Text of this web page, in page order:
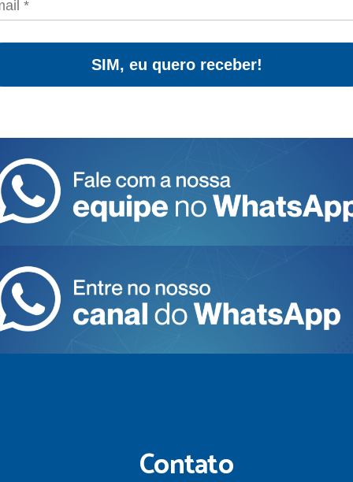
SIM, eu quero receber!
Contato